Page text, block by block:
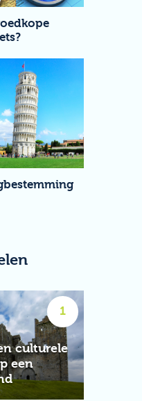
culturele
een